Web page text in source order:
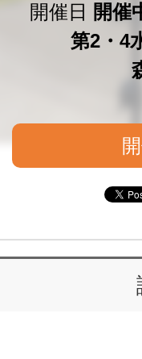
開催日
開催
第2・4